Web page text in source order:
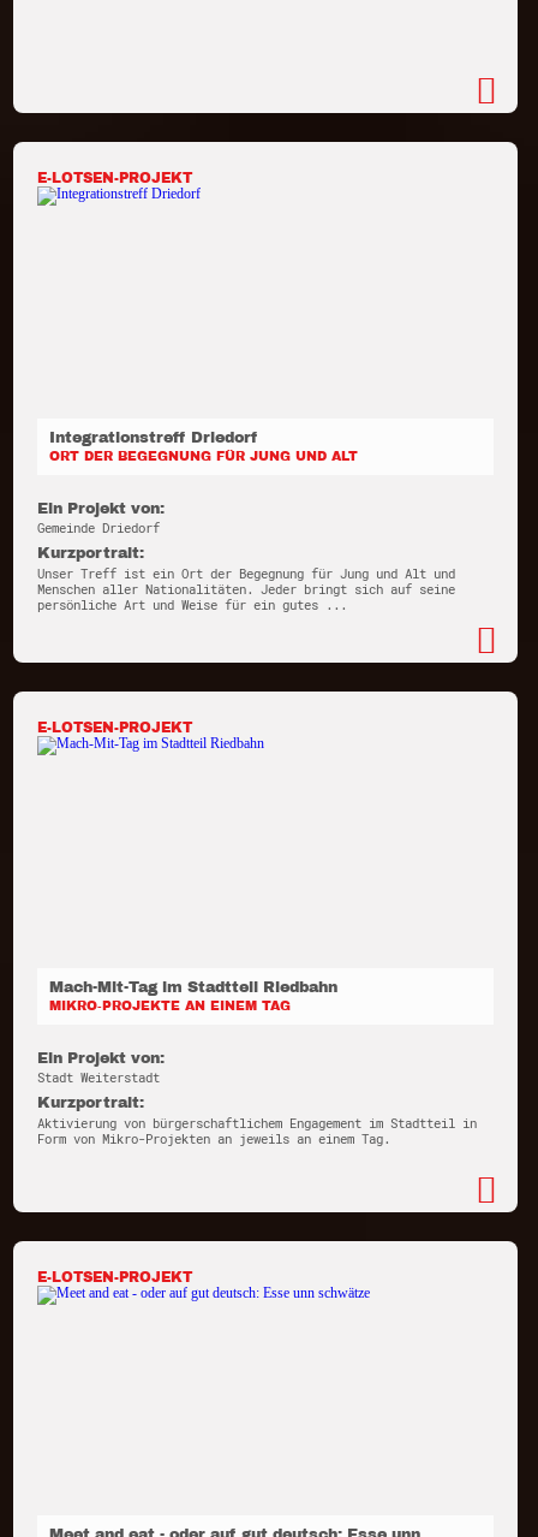
E-LOTSEN-PROJEKT
Integrationstreff Driedorf
ORT DER BEGEGNUNG FÜR JUNG UND ALT
Ein Projekt von:
Gemeinde Driedorf
Kurzportrait:
Unser Treff ist ein Ort der Begegnung für Jung und Alt und
Menschen aller Nationalitäten. Jeder bringt sich auf seine
persönliche Art und Weise für ein gutes ...
E-LOTSEN-PROJEKT
Mach-Mit-Tag im Stadtteil Riedbahn
MIKRO-PROJEKTE AN EINEM TAG
Ein Projekt von:
Stadt Weiterstadt
Kurzportrait:
Aktivierung von bürgerschaftlichem Engagement im Stadtteil in
Form von Mikro-Projekten an jeweils an einem Tag.
E-LOTSEN-PROJEKT